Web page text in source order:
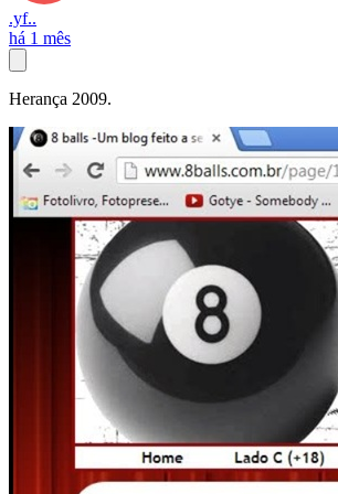
.yf..
há 1 mês
Herança 2009.